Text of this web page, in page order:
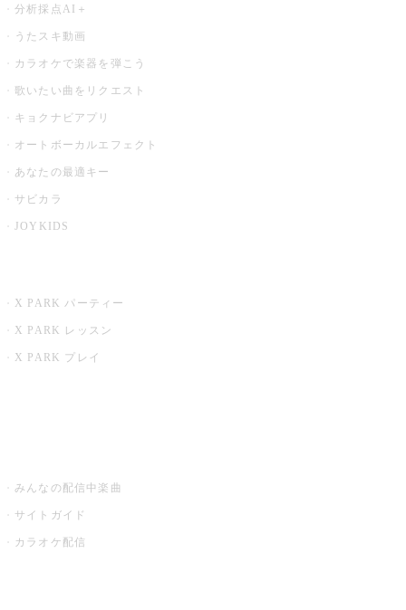
分析採点AI＋
うたスキ動画
カラオケで楽器を弾こう
歌いたい曲をリクエスト
キョクナビアプリ
オートボーカルエフェクト
あなたの最適キー
サビカラ
JOYKIDS
X PARK パーティー
X PARK レッスン
X PARK プレイ
みんなの配信中楽曲
サイトガイド
カラオケ配信